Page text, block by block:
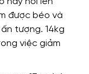
được béo và
tượng. 14kg
việc giảm